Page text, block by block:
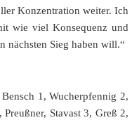
Konzentration weiter. Ich
wie viel Konsequenz und
nächsten Sieg haben will.“
1, Wucherpfennig 2,
Stavast 3, Greß 2,